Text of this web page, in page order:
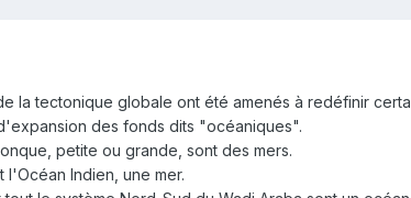
la tectonique globale ont été amenés à redéfinir
des fonds dits "océaniques".
petite ou grande, sont des mers.
Indien, une mer.